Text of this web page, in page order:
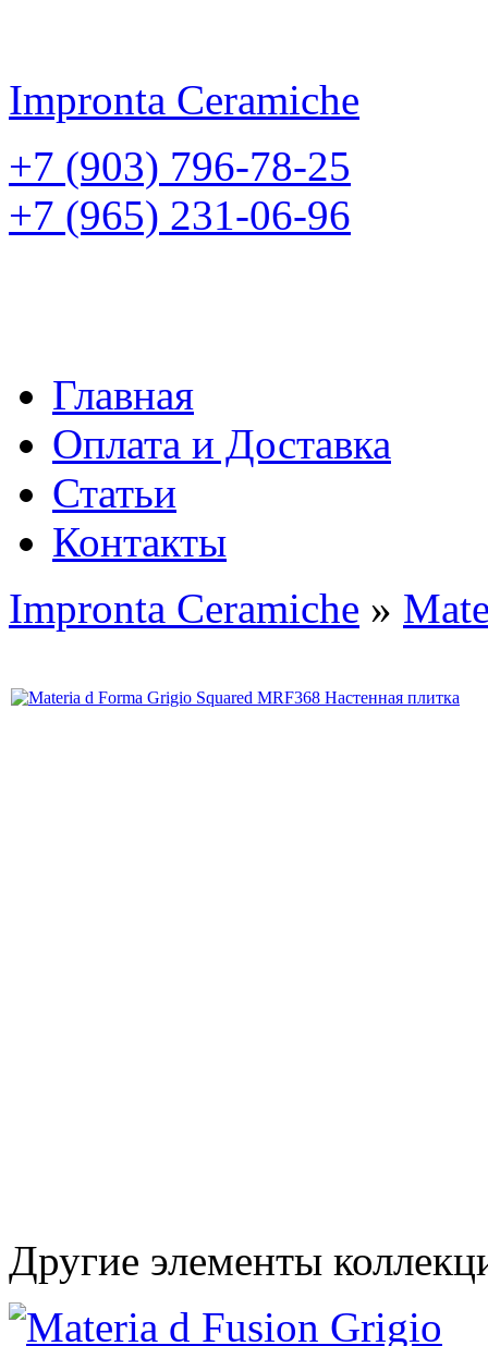
Impronta Ceramiche
+7 (903) 796-78-25
+7 (965) 231-06-96
Главная
Оплата и Доставка
Статьи
Контакты
Impronta Ceramiche »
Другие элементы